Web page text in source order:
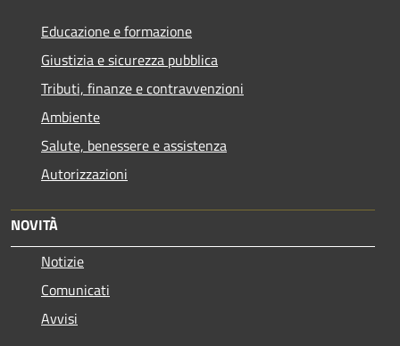
Educazione e formazione
Giustizia e sicurezza pubblica
Tributi, finanze e contravvenzioni
Ambiente
Salute, benessere e assistenza
Autorizzazioni
NOVITÀ
Notizie
Comunicati
Avvisi